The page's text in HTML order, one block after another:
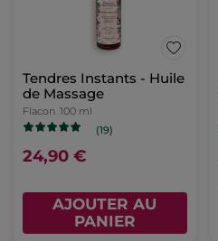
Tendres Instants - Huile
de Massage
Flacon 100 ml
(19)
24,90 €
AJOUTER AU
PANIER